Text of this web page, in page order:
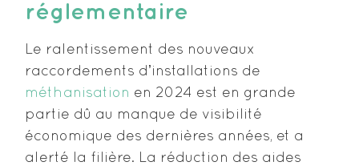
réglementaire
Le ralentissement des nouveaux
raccordements dʼinstallations de
méthanisation en 2024 est en grande
partie dû au manque de visibilité
économique des dernières années, et a
alerté la filière. La réduction des aides